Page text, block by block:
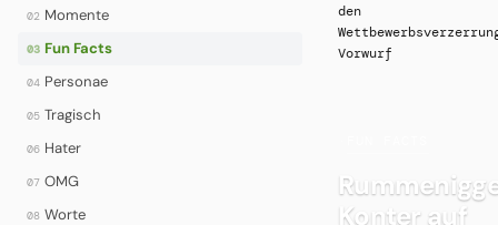
02 Momente
03 Fun Facts
04 Personae
05 Tragisch
06 Hater
07 OMG
08 Worte
den
Vorwurf
Konter auf